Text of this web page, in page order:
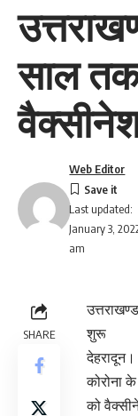
साल
Last updated:
January 3,
am
Web Editor
SHARE
शुरू
देहरादून।
कोरोना
को